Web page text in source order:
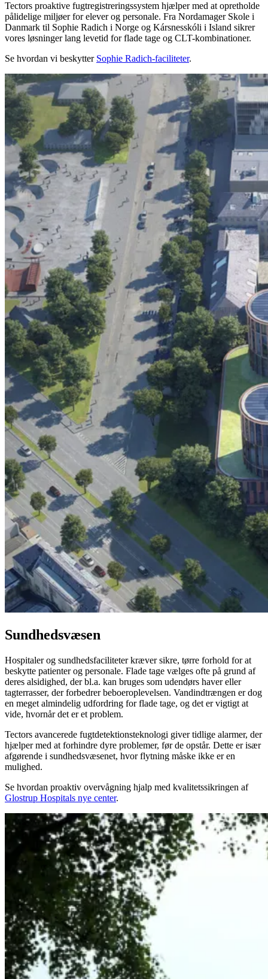
Tectors proaktive fugtregistreringssystem hjælper med at opretholde
pålidelige miljøer for elever og personale. Fra Nordamager Skole i
Danmark til Sophie Radich i Norge og Kársnesskóli i Island sikrer
vores løsninger lang levetid for flade tage og CLT-kombinationer.
Se hvordan vi beskytter Sophie Radich-faciliteter.
Sundhedsvæsen
Hospitaler og sundhedsfaciliteter kræver sikre, tørre forhold for at
beskytte patienter og personale. Flade tage vælges ofte på grund af
deres alsidighed, der bl.a. kan bruges som udendørs haver eller
tagterrasser, der forbedrer beboeroplevelsen. Vandindtrængen er dog
en meget almindelig udfordring for flade tage, og det er vigtigt at
vide, hvornår det er et problem.
Tectors avancerede fugtdetektionsteknologi giver tidlige alarmer, der
hjælper med at forhindre dyre problemer, før de opstår. Dette er især
afgørende i sundhedsvæsenet, hvor flytning måske ikke er en
mulighed.
Se hvordan proaktiv overvågning hjalp med kvalitetssikringen af
Glostrup Hospitals nye center.